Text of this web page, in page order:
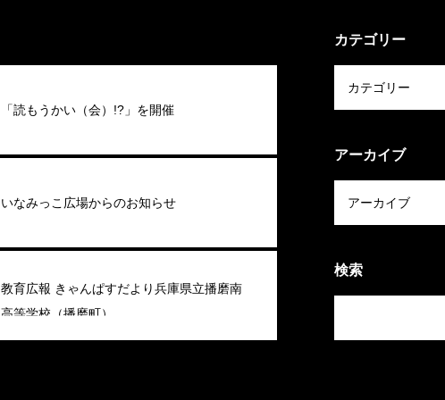
「読もうかい（会）!?」を開催
いなみっこ広場からのお知らせ
教育広報 きゃんぱすだより兵庫県立播磨南
高等学校（播磨町）
カテゴリー
アーカイブ
検索